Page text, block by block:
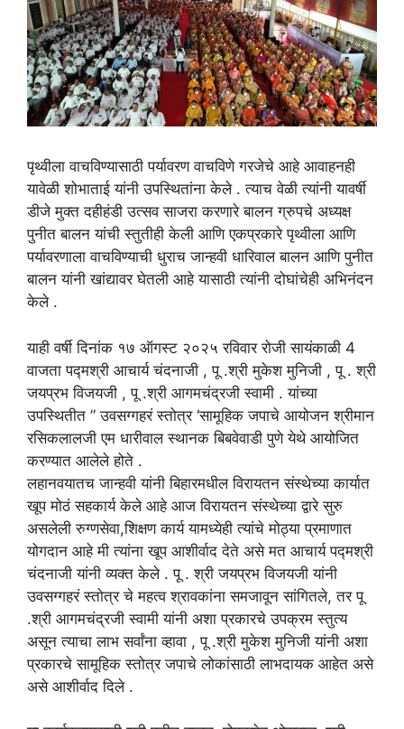
पृथ्वीला वाचविण्यासाठी पर्यावरण वाचविणे गरजेचे आहे आवाहनही
यावेळी शोभाताई यांनी उपस्थितांना केले . त्याच वेळी त्यांनी यावर्षी
डीजे मुक्त दहीहंडी उत्सव साजरा करणारे बालन ग्रुपचे अध्यक्ष
पुनीत बालन यांची स्तुतीही केली आणि एकप्रकारे पृथ्वीला आणि
पर्यावरणाला वाचविण्याची धुराच जान्हवी धारिवाल बालन आणि पुनीत
बालन यांनी खांद्यावर घेतली आहे यासाठी त्यांनी दोघांचेही अभिनंदन
केले .
याही वर्षी दिनांक १७ ऑगस्ट २०२५ रविवार रोजी सायंकाळी 4
वाजता पद्मश्री आचार्य चंदनाजी , पू .श्री मुकेश मुनिजी , पू . श्री
जयप्रभ विजयजी , पू .श्री आगमचंद्रजी स्वामी . यांच्या
उपस्थितीत ” उवसग्गहरं स्तोत्र ‘सामूहिक जपाचे आयोजन श्रीमान
रसिकलालजी एम धारीवाल स्थानक बिबवेवाडी पुणे येथे आयोजित
करण्यात आलेले होते .
लहानवयातच जान्हवी यांनी बिहारमधील विरायतन संस्थेच्या कार्यात
खूप मोठं सहकार्य केले आहे आज विरायतन संस्थेच्या द्वारे सुरु
असलेली रुग्णसेवा,शिक्षण कार्य यामध्येही त्यांचे मोठ्या प्रमाणात
योगदान आहे मी त्यांना खूप आशीर्वाद देते असे मत आचार्य पद्मश्री
चंदनाजी यांनी व्यक्त केले . पू . श्री जयप्रभ विजयजी यांनी
उवसग्गहरं स्तोत्र चे महत्व श्रावकांना समजावून सांगितले, तर पू
.श्री आगमचंद्रजी स्वामी यांनी अशा प्रकारचे उपक्रम स्तुत्य
असून त्याचा लाभ सर्वांना व्हावा , पू .श्री मुकेश मुनिजी यांनी अशा
प्रकारचे सामूहिक स्तोत्र जपाचे लोकांसाठी लाभदायक आहेत असे
असे आशीर्वाद दिले .